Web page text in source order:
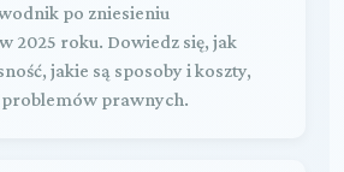
po zniesieniu
2025 roku. Dowiedz się, jak
jakie są sposoby i koszty,
prawnych.